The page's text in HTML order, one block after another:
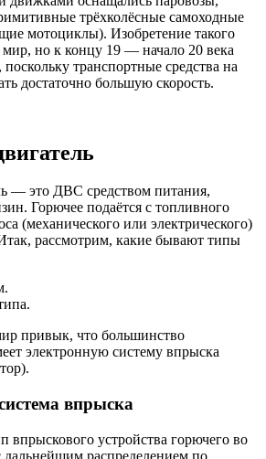
трёхколёсные самоходные
мотоциклы). Изобретение такого
мир, но к концу 19 — начало 20 века
транспортные средства на
достаточно большую скорость.
— это ДВС средством питания,
Горючее подаётся с топливного
(механического или электрического)
рассмотрим, какие бывают типы
привык, что большинство
электронную систему впрыска
впрыска
устройства горючего во
дальнейшим распределением по